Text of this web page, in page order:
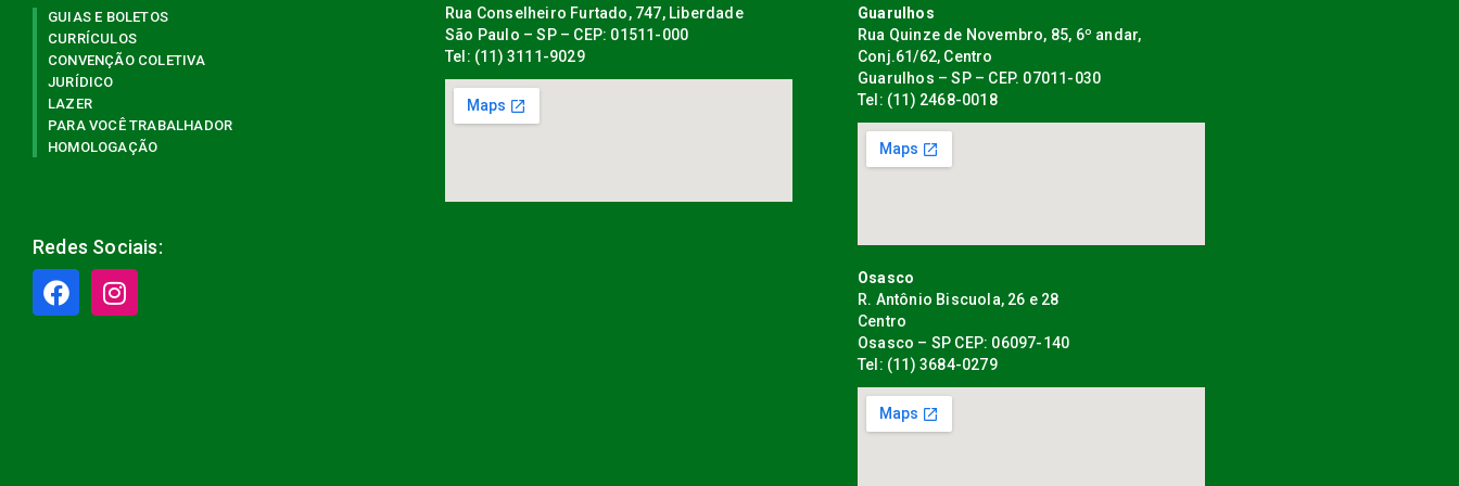
GUIAS E BOLETOS
CURRÍCULOS
CONVENÇÃO COLETIVA
JURÍDICO
LAZER
PARA VOCÊ TRABALHADOR
HOMOLOGAÇÃO
Redes Sociais:
Rua Conselheiro Furtado, 747, Liberdade
São Paulo – SP – CEP: 01511-000
Tel: (11) 3111-9029
Guarulhos
Rua Quinze de Novembro, 85, 6º andar,
Conj.61/62, Centro
Guarulhos – SP – CEP. 07011-030
Tel: (11) 2468-0018
Osasco
R. Antônio Biscuola, 26 e 28
Centro
Osasco – SP CEP: 06097-140
Tel: (11) 3684-0279